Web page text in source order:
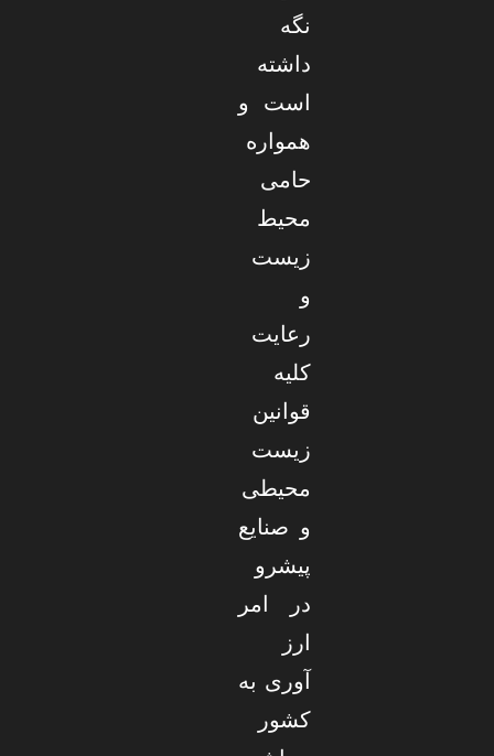
نگه
داشته
است و
همواره
حامی
محیط
زیست
و
رعایت
کلیه
قوانین
زیست
محیطی
و صنایع
پیشرو
در امر
ارز
آوری به
کشور